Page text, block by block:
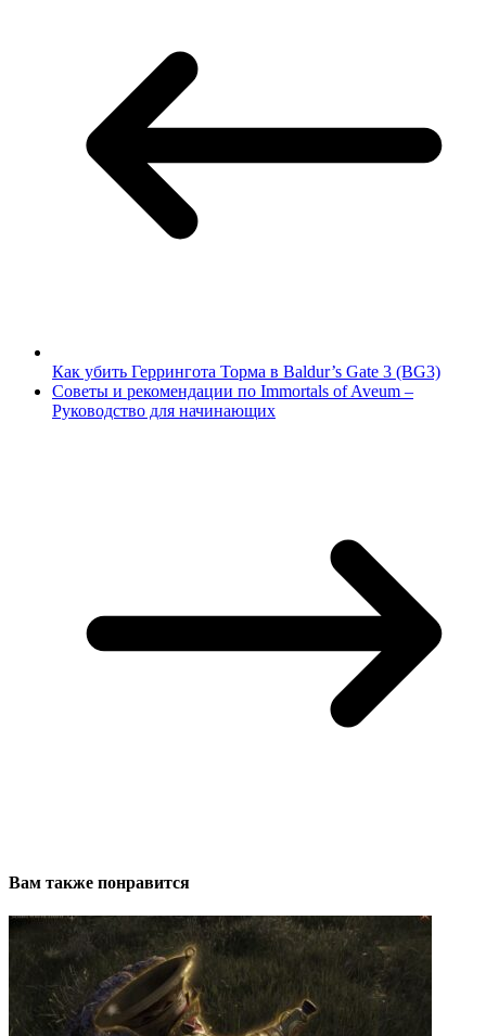
Как убить Геррингота Торма в Baldur’s Gate 3 (BG3)
Советы и рекомендации по Immortals of Aveum –
Руководство для начинающих
Вам также понравится